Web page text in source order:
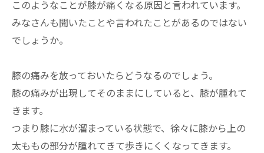
このようなことが膝が痛くなる原因と言われています。
みなさんも聞いたことや言われたことがあるのではない
でしょうか。
膝の痛みを放っておいたらどうなるのでしょう。
膝の痛みが出現してそのままにしていると、膝が腫れて
きます。
つまり膝に水が溜まっている状態で、徐々に膝から上の
太ももの部分が腫れてきて歩きにくくなってきます。